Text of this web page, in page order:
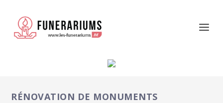
RÉNOVATION DE MONUMENTS